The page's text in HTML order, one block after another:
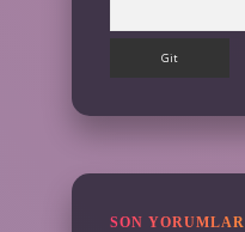
SON YORUMLAR